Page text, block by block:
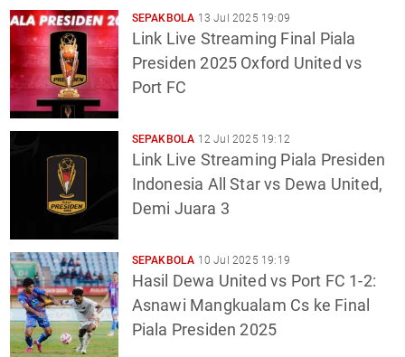
Gaya Hidup
Teknologi
Games
Sports
SEPAKBOLA 13 Jul 2025 19:09
Link Live Streaming Final Piala
Presiden 2025 Oxford United vs
Port FC
SEPAKBOLA 12 Jul 2025 19:12
Link Live Streaming Piala Presiden
Indonesia All Star vs Dewa United,
Demi Juara 3
SEPAKBOLA 10 Jul 2025 19:19
Hasil Dewa United vs Port FC 1-2:
Asnawi Mangkualam Cs ke Final
Piala Presiden 2025